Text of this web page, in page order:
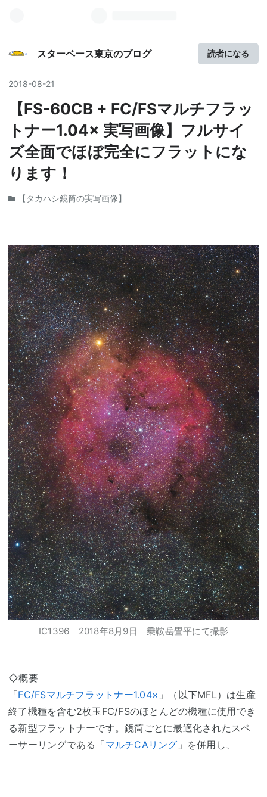
スターベース東京のブログ 読者になる
2018-08-21
【FS-60CB + FC/FSマルチフラッ
トナー1.04× 実写画像】フルサイ
ズ全面でほぼ完全にフラットにな
ります！
【タカハシ鏡筒の実写画像】
IC1396 2018年8月9日 乗鞍岳畳平にて撮影
◇概要
「FC/FSマルチフラットナー1.04× 」（以下MFL）は生産
終了機種を含む2枚玉FC/FSのほとんどの機種に使用でき
る新型フラットナーです。鏡筒ごとに最適化されたスペ
ーサーリングである「マルチCAリング 」を併用し、